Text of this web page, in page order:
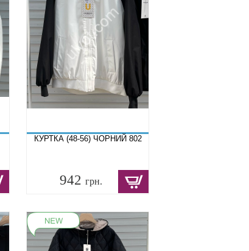
КУРТКА (48-56) ЧОРНИЙ 802
942 грн.